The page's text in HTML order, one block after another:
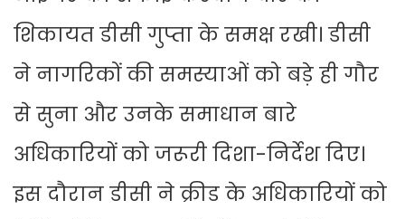
शिकायत डीसी गुप्ता के समक्ष रखी। डीसी
ने नागरिकों की समस्याओं को बड़े ही गौर
से सुना और उनके समाधान बारे
अधिकारियों को जरूरी दिशा-निर्देश दिए।
इस दौरान डीसी ने क्रीड के अधिकारियों को